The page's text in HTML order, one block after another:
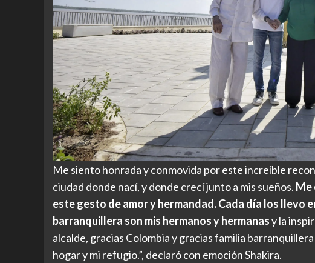
Me siento honrada y conmovida por este increíble
ciudad donde nací, y donde crecí junto a mis sueños. Me
este gesto de amor y hermandad. Cada día los llevo
barranquillera son mis hermanos y hermanasy la
alcalde, gracias Colombia y gracias familia
hogar y mi refugio.”, declaró con emoción Shakira.